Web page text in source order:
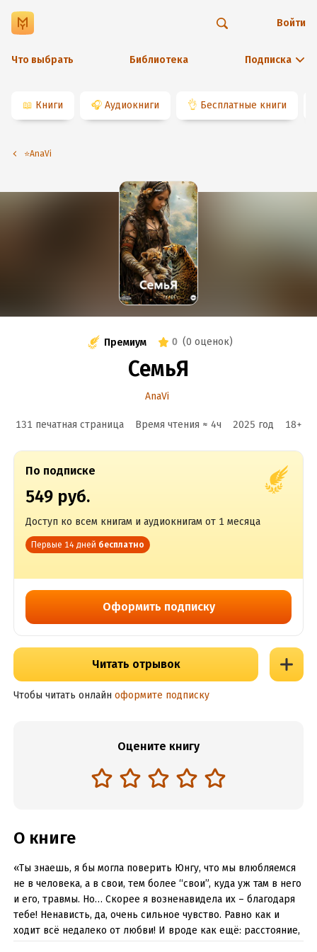
Что выбрать Библиотека Подписка
Войти
📖 Книги 🎧 Аудиокниги 👌 Бесплатные книги
⭐️AnaVi
Премиум 0 (0 оценок)
СемьЯ
AnaVi
131 печатная страница Время чтения ≈ 4ч 2025 год 18+
По подписке
549 руб.
Доступ ко всем книгам и аудиокнигам от 1 месяца
Первые 14 дней бесплатно
Оформить подписку
Читать отрывок
Чтобы читать онлайн оформите подписку
Оцените книгу
О книге
«Ты знаешь, я бы могла поверить Юнгу, что мы влюбляемся
не в человека, а в свои, тем более “свои”, куда уж там в него
и его, травмы. Но… Скорее я возненавидела их – благодаря
тебе! Ненависть, да, очень сильное чувство. Равно как и
ходит всё недалеко от любви! И вроде как ещё: расстояние,